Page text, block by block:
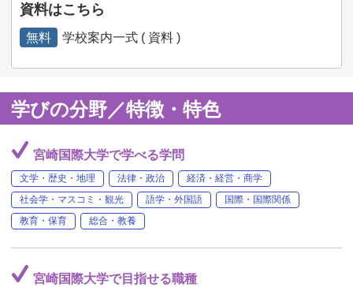
資料はこちら
無料 学校案内一式 ( 資料 )
学びの分野／特徴・特色
宮崎国際大学で学べる学問
文学・歴史・地理 法律・政治
経済・経営・商学
社会学・マスコミ・観光
語学・外国語
国際・国際関係
教育・保育
総合・教養
宮崎国際大学で目指せる職種